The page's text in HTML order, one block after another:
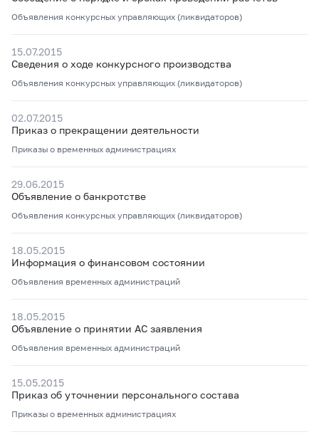
Объявления конкурсных управляющих (ликвидаторов)
15.07.2015
Сведения о ходе конкурсного производства
Объявления конкурсных управляющих (ликвидаторов)
02.07.2015
Приказ о прекращении деятельности
Приказы о временных администрациях
29.06.2015
Объявление о банкротстве
Объявления конкурсных управляющих (ликвидаторов)
18.05.2015
Информация о финансовом состоянии
Объявления временных администраций
18.05.2015
Объявление о принятии АС заявления
Объявления временных администраций
15.05.2015
Приказ об уточнении персонального состава
Приказы о временных администрациях